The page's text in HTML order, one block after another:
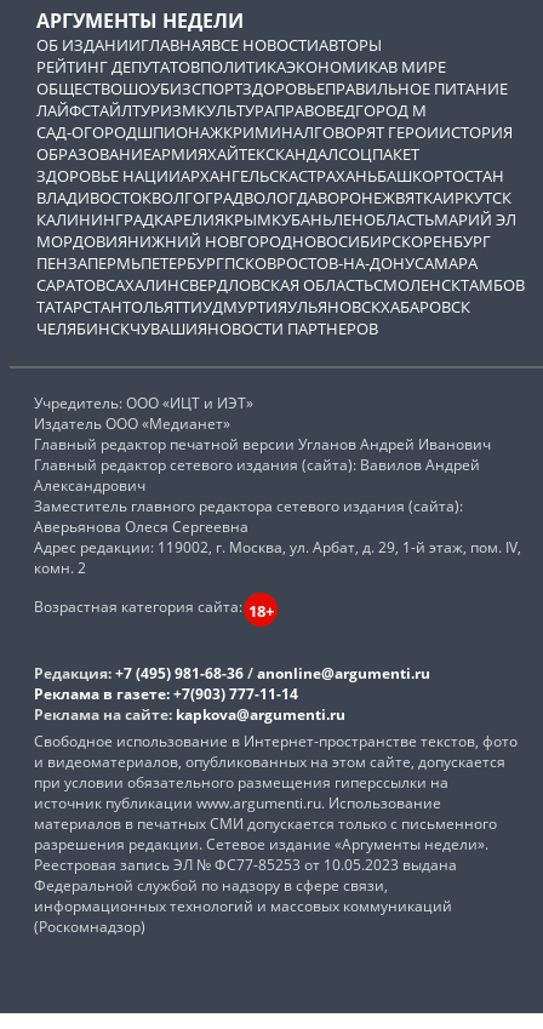
АРГУМЕНТЫ НЕДЕЛИ
ОБ ИЗДАНИИГЛАВНАЯВСЕ НОВОСТИАВТОРЫ
РЕЙТИНГ ДЕПУТАТОВПОЛИТИКАЭКОНОМИКАВ МИРЕ
ОБЩЕСТВОШОУБИЗСПОРТЗДОРОВЬЕПРАВИЛЬНОЕ ПИТАНИЕ
ЛАЙФСТАЙЛТУРИЗМКУЛЬТУРАПРАВОВЕДГОРОД М
САД-ОГОРОДШПИОНАЖКРИМИНАЛГОВОРЯТ ГЕРОИИСТОРИЯ
ОБРАЗОВАНИЕАРМИЯХАЙТЕКСКАНДАЛСОЦПАКЕТ
ЗДОРОВЬЕ НАЦИИАРХАНГЕЛЬСКАСТРАХАНЬБАШКОРТОСТАН
ВЛАДИВОСТОКВОЛГОГРАДВОЛОГДАВОРОНЕЖВЯТКАИРКУТСК
КАЛИНИНГРАДКАРЕЛИЯКРЫМКУБАНЬЛЕНОБЛАСТЬМАРИЙ ЭЛ
МОРДОВИЯНИЖНИЙ НОВГОРОДНОВОСИБИРСКОРЕНБУРГ
ПЕНЗАПЕРМЬПЕТЕРБУРГПСКОВРОСТОВ-НА-ДОНУСАМАРА
САРАТОВСАХАЛИНСВЕРДЛОВСКАЯ ОБЛАСТЬСМОЛЕНСКТАМБОВ
ТАТАРСТАНТОЛЬЯТТИУДМУРТИЯУЛЬЯНОВСКХАБАРОВСК
ЧЕЛЯБИНСКЧУВАШИЯНОВОСТИ ПАРТНЕРОВ
Учредитель: ООО «ИЦТ и ИЭТ»
Издатель ООО «Медианет»
Главный редактор печатной версии Угланов Андрей Иванович
Главный редактор сетевого издания (сайта): Вавилов Андрей
Александрович
Заместитель главного редактора сетевого издания (сайта):
Аверьянова Олеся Сергеевна
Адрес редакции: 119002, г. Москва, ул. Арбат, д. 29, 1-й этаж, пом. IV,
комн. 2
Возрастная категория сайта: 18+
Редакция:+7 (495) 981-68-36/anonline@argumenti.ru
Реклама в газете:+7(903) 777-11-14
Реклама на сайте: kapkova@argumenti.ru
Свободное использование в Интернет-пространстве текстов, фото
и видеоматериалов, опубликованных на этом сайте, допускается
при условии обязательного размещения гиперссылки на
источник публикации www.argumenti.ru. Использование
материалов в печатных СМИ допускается только с письменного
разрешения редакции. Сетевое издание «Аргументы недели».
Реестровая запись ЭЛ № ФС77-85253 от 10.05.2023 выдана
Федеральной службой по надзору в сфере связи,
информационных технологий и массовых коммуникаций
(Роскомнадзор)